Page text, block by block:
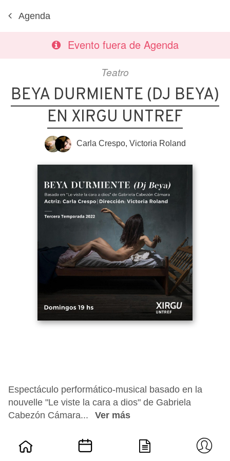
Agenda
Evento fuera de Agenda
Teatro
BEYA DURMIENTE (DJ BEYA)
EN XIRGU UNTREF
Carla Crespo, Victoria Roland
Espectáculo performático-musical basado en la
nouvelle "Le viste la cara a dios" de Gabriela
Cabezón Cámara...
Ver más